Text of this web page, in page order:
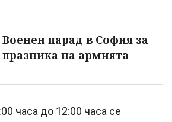
Военен парад в София за
празника на армията
часа до 12:00 часа се